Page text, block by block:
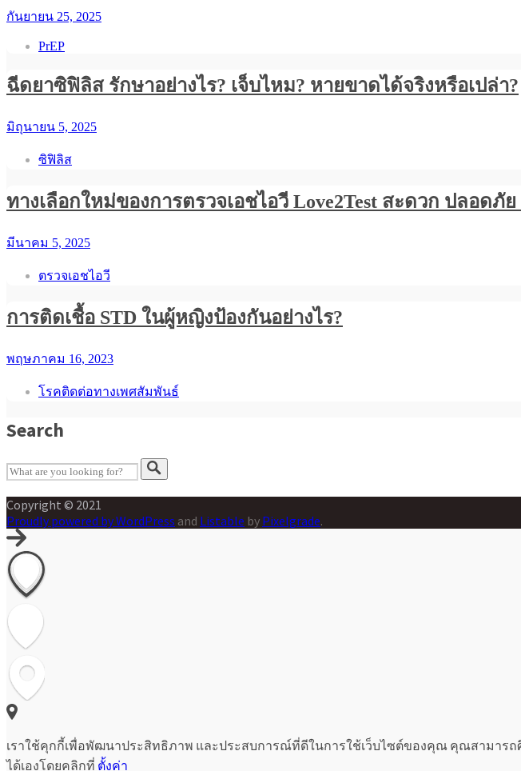
กันยายน 25, 2025
PrEP
ฉีดยาซิฟิลิส รักษาอย่างไร? เจ็บไหม? หายขาดได้จริงหรือเปล่า?
มิถุนายน 5, 2025
ซิฟิลิส
ทางเลือกใหม่ของการตรวจเอชไอวี Love2Test สะดวก ปลอดภั
มีนาคม 5, 2025
ตรวจเอชไอวี
การติดเชื้อ STD ในผู้หญิงป้องกันอย่างไร?
พฤษภาคม 16, 2023
โรคติดต่อทางเพศสัมพันธ์
Search
Copyright © 2021
Proudly powered by WordPress and Listable by Pixelgrade.
เราใช้คุกกี้เพื่อพัฒนาประสิทธิภาพ และประสบการณ์ที่ดีในการใช้เว็บไซต์ของคุณ คุณสามารถ
ได้เองโดยคลิกที่ ตั้งค่า